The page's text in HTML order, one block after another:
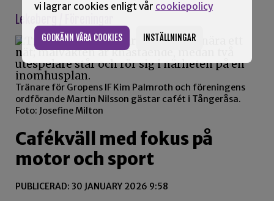
vi lagrar cookies enligt vår cookiepolicy
GODKÄNN VÅRA COOKIES INSTÄLLNINGAR
Lekeberg / Föreningar
Tränare för Gropens IF Kim Palmroth och föreningens
ordförande Martin Nilsson gästar cafét i Tångeråsa.
Foto: Josefine Milton
Cafékväll med fokus på
motor och sport
PUBLICERAD: 30 JANUARY 2026 9:58